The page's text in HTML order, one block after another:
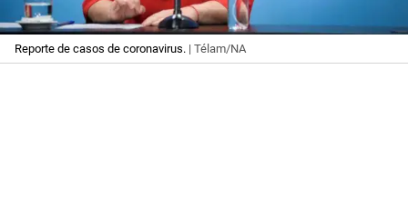
Reporte de casos de coronavirus. | Télam/NA